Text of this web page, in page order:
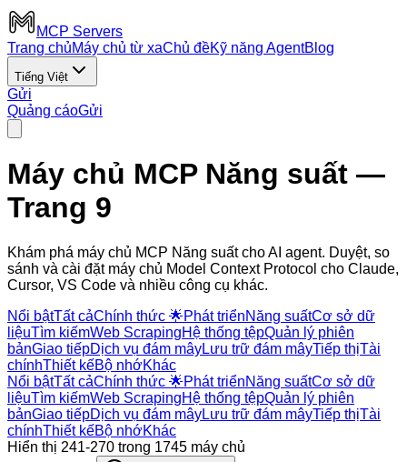
MCP Servers
Trang chủMáy chủ từ xaChủ đềKỹ năng AgentBlog
Tiếng Việt
Gửi
Quảng cáoGửi
Máy chủ MCP Năng suất —
Trang 9
Khám phá máy chủ MCP Năng suất cho AI agent. Duyệt, so
sánh và cài đặt máy chủ Model Context Protocol cho Claude,
Cursor, VS Code và nhiều công cụ khác.
Nổi bậtTất cảChính thức 🌟Phát triểnNăng suấtCơ sở dữ
liệuTìm kiếmWeb ScrapingHệ thống tệpQuản lý phiên
bảnGiao tiếpDịch vụ đám mâyLưu trữ đám mâyTiếp thịTài
chínhThiết kếBộ nhớKhác
Nổi bậtTất cảChính thức 🌟Phát triểnNăng suấtCơ sở dữ
liệuTìm kiếmWeb ScrapingHệ thống tệpQuản lý phiên
bảnGiao tiếpDịch vụ đám mâyLưu trữ đám mâyTiếp thịTài
chínhThiết kếBộ nhớKhác
Hiển thị 241-270 trong 1745 máy chủ